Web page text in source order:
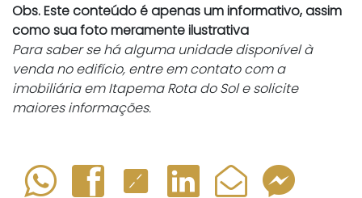
Obs. Este conteúdo é apenas um informativo, assim
como sua foto meramente ilustrativa
Para saber se há alguma unidade disponível à
venda no edifício, entre em contato com a
imobiliária em Itapema Rota do Sol e solicite
maiores informações.